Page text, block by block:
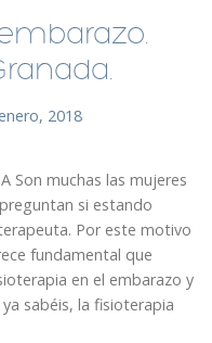
2018
Son muchas las mujeres
si estando
Por este motivo
fundamental que
en el embarazo y
sabéis, la fisioterapia